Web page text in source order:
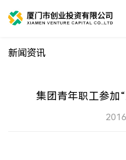
新闻资讯
集团青年职工参加